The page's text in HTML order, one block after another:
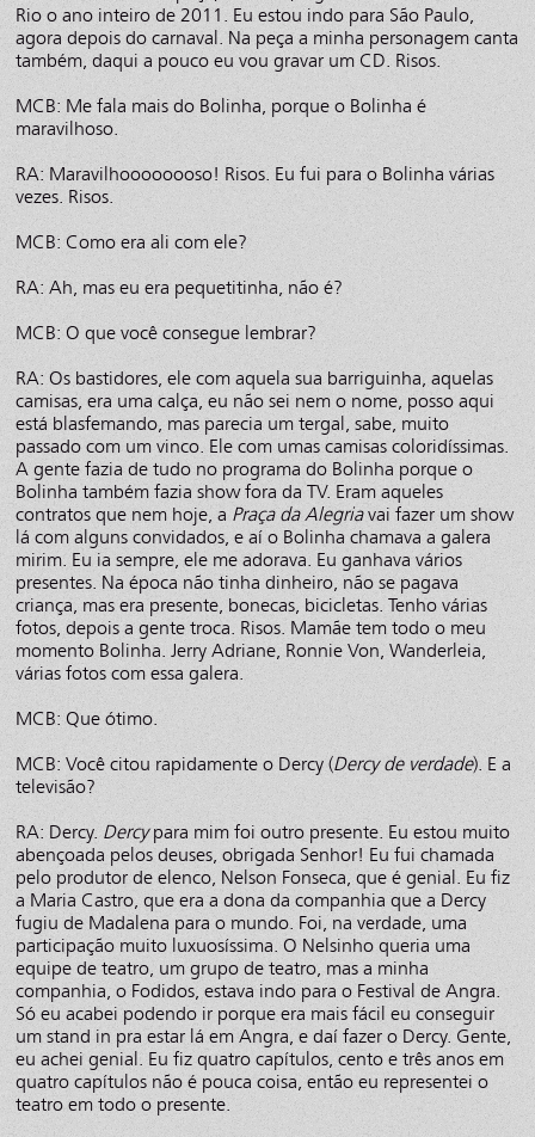
Rio o ano inteiro de 2011. Eu estou indo para São Paulo,
agora depois do carnaval. Na peça a minha personagem canta
também, daqui a pouco eu vou gravar um CD. Risos.
MCB: Me fala mais do Bolinha, porque o Bolinha é
maravilhoso.
RA: Maravilhoooooooso! Risos. Eu fui para o Bolinha várias
vezes. Risos.
MCB: Como era ali com ele?
RA: Ah, mas eu era pequetitinha, não é?
MCB: O que você consegue lembrar?
RA: Os bastidores, ele com aquela sua barriguinha, aquelas
camisas, era uma calça, eu não sei nem o nome, posso aqui
está blasfemando, mas parecia um tergal, sabe, muito
passado com um vinco. Ele com umas camisas coloridíssimas.
A gente fazia de tudo no programa do Bolinha porque o
Bolinha também fazia show fora da TV. Eram aqueles
contratos que nem hoje, a Praça da Alegriavai fazer um show
lá com alguns convidados, e aí o Bolinha chamava a galera
mirim. Eu ia sempre, ele me adorava. Eu ganhava vários
presentes. Na época não tinha dinheiro, não se pagava
criança, mas era presente, bonecas, bicicletas. Tenho várias
fotos, depois a gente troca. Risos. Mamãe tem todo o meu
momento Bolinha. Jerry Adriane, Ronnie Von, Wanderleia,
várias fotos com essa galera.
MCB: Que ótimo.
MCB: Você citou rapidamente o Dercy (Dercy de verdade). E a
televisão?
RA: Dercy. Dercypara mim foi outro presente. Eu estou muito
abençoada pelos deuses, obrigada Senhor! Eu fui chamada
pelo produtor de elenco, Nelson Fonseca, que é genial. Eu fiz
a Maria Castro, que era a dona da companhia que a Dercy
fugiu de Madalena para o mundo. Foi, na verdade, uma
participação muito luxuosíssima. O Nelsinho queria uma
equipe de teatro, um grupo de teatro, mas a minha
companhia, o Fodidos, estava indo para o Festival de Angra.
Só eu acabei podendo ir porque era mais fácil eu conseguir
um stand in pra estar lá em Angra, e daí fazer o Dercy. Gente,
eu achei genial. Eu fiz quatro capítulos, cento e três anos em
quatro capítulos não é pouca coisa, então eu representei o
teatro em todo o presente.